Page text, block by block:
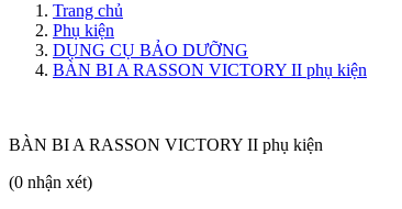
Trang chủ
Phụ kiện
DỤNG CỤ BẢO DƯỠNG
BÀN BI A RASSON VICTORY II phụ kiện
BÀN BI A RASSON VICTORY II phụ kiện
(0 nhận xét)